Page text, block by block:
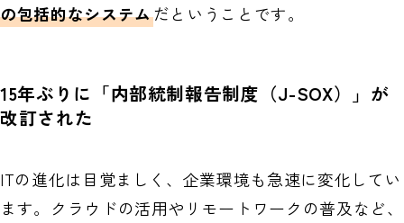
の包括的なシステムだということです。
15年ぶりに「内部統制報告制度（J-SOX）」が
改訂された
ITの進化は目覚ましく、企業環境も急速に変化してい
ます。クラウドの活用やリモートワークの普及など、